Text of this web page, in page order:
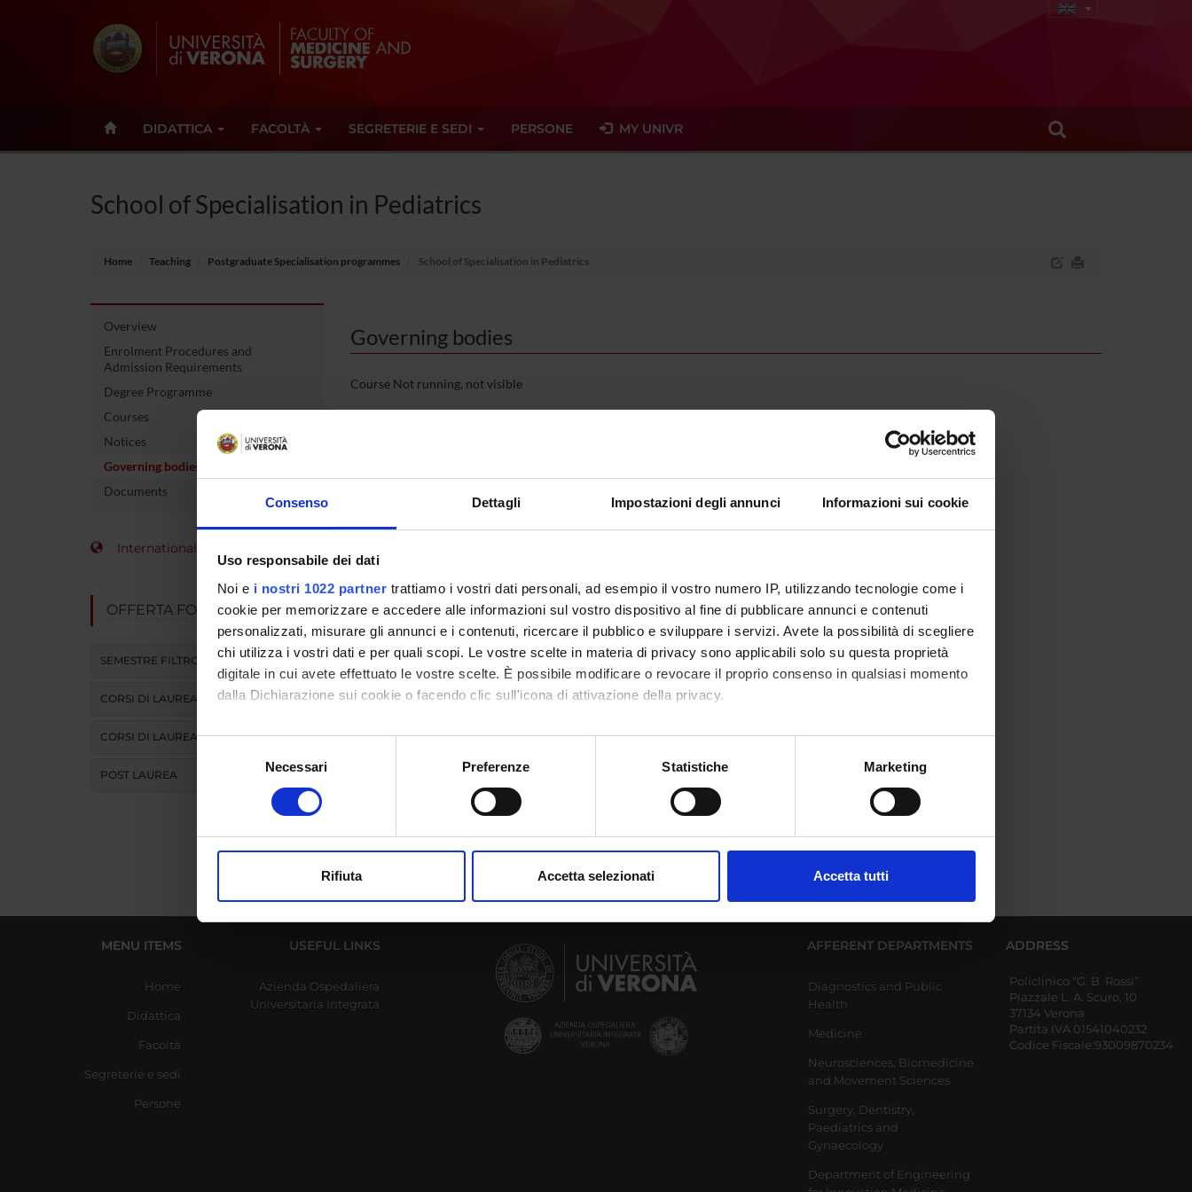
Consenso Dettagli Impostazioni degli annunci Informazioni sui cookie
Uso responsabile dei dati
Noi e i nostri 1022 partner trattiamo i vostri dati personali, ad esempio il vostro numero IP, utilizzando tecnologie come i
cookie per memorizzare e accedere alle informazioni sul vostro dispositivo al fine di pubblicare annunci e contenuti
personalizzati, misurare gli annunci e i contenuti, ricercare il pubblico e sviluppare i servizi. Avete la possibilità di scegliere
chi utilizza i vostri dati e per quali scopi. Le vostre scelte in materia di privacy sono applicabili solo su questa proprietà
digitale in cui avete effettuato le vostre scelte. È possibile modificare o revocare il proprio consenso in qualsiasi momento
dalla Dichiarazione sui cookie o facendo clic sull'icona di attivazione della privacy.
Con il tuo consenso, vorremmo anche:
raccogliere informazioni sulla tua posizione geografica, con un'approssimazione di qualche metro,
digitali).
modificare o ritirare il tuo consenso in qualsiasi momento dalla Dichiarazione sui cookie.
che hanno raccolto dal tuo utilizzo dei loro servizi.
Selezione
Necessari Preferenze Statistiche Marketing
Rifiuta Accetta selezionati Accetta tutti
DIDATTICA FACOLTÀ SEGRETERIE E SEDI PERSONE MY UNIVR
School of Specialisation in Pediatrics
Home Teaching Postgraduate Specialisation programmes School of Specialisation in Pediatrics
Overview
Enrolment Procedures and
Admission Requirements
Degree Programme
Courses
Notices
Governing bodies
Documents
International Students
OFFERTA FORMATIVA
SEMESTRE FILTRO
CORSI DI LAUREA
CORSI DI LAUREA MAGISTRALE
POST LAUREA
Governing bodies
Course Not running, not visible
Site: Verona
MENU ITEMS
Home
Didattica
Facoltà
Segreterie e sedi
Persone
USEFUL LINKS
Azienda Ospedaliera
Universitaria Integrata
AFFERENT DEPARTMENTS
Diagnostics and Public
Health
Medicine
Neurosciences, Biomedicine
and Movement Sciences
Surgery, Dentistry,
Paediatrics and
Gynaecology
Department of Engineering
ADDRESS
Policlinico “G. B. Rossi”
Piazzale L. A. Scuro, 10
37134 Verona
Partita IVA 01541040232
Codice Fiscale:93009870234